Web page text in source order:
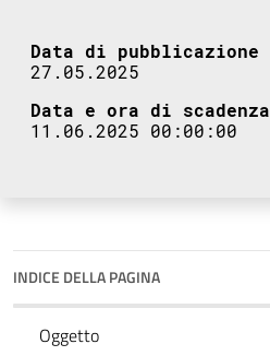
Data di pubblicazione
27.05.2025
Data e ora di scadenza
11.06.2025 00:00:00
INDICE DELLA PAGINA
Oggetto